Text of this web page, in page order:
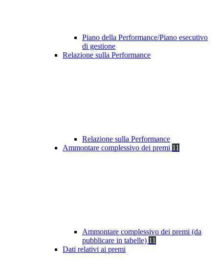
Piano della Performance/Piano esecutivo
di gestione
Relazione sulla Performance
Relazione sulla Performance
Ammontare complessivo dei premi 11
Ammontare complessivo dei premi (da
pubblicare in tabelle) 11
Dati relativi ai premi